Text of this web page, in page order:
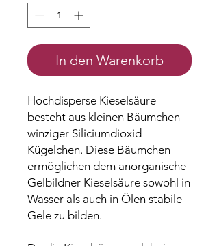
In den Warenkorb
Hochdisperse Kieselsäure
besteht aus kleinen Bäumchen
winziger Siliciumdioxid
Kügelchen. Diese Bäumchen
ermöglichen dem anorganische
Gelbildner Kieselsäure sowohl in
Wasser als auch in Ölen stabile
Gele zu bilden.